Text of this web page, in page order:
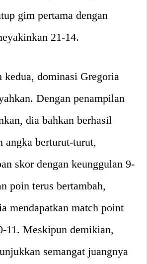
gim pertama dengan
21-14.
dominasi Gregoria
Dengan penampilan
dia bahkan berhasil
angka berturut-turut,
skor dengan keunggulan 9-
poin terus bertambah,
mendapatkan match point
11. Meskipun demikian,
semangat juangnya